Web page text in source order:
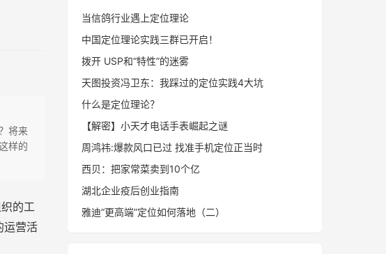
将来
样的
的工
运营活
当信鸽行业遇上定位理论
中国定位理论实践三群已开启！
拨开 USP和“特性”的迷雾
天图投资冯卫东：我踩过的定位实践4大坑
什么是定位理论？
【解密】小天才电话手表崛起之谜
周鸿祎:爆款风口已过 找准手机定位正当时
西贝：把家常菜卖到10个亿
湖北企业疫后创业指南
雅迪“更高端”定位如何落地（二）